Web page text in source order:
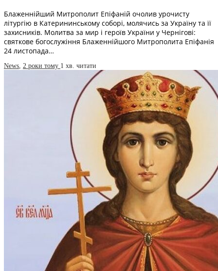
Блаженнійший Митрополит Епіфаній очолив урочисту
літургію в Катерининському соборі, молячись за Україну та її
захисників. Молитва за мир і героїв України у Чернігові:
святкове богослужіння Блаженнійшого Митрополита Епіфанія
24 листопада…
News, 2 роки тому 1 хв. читати